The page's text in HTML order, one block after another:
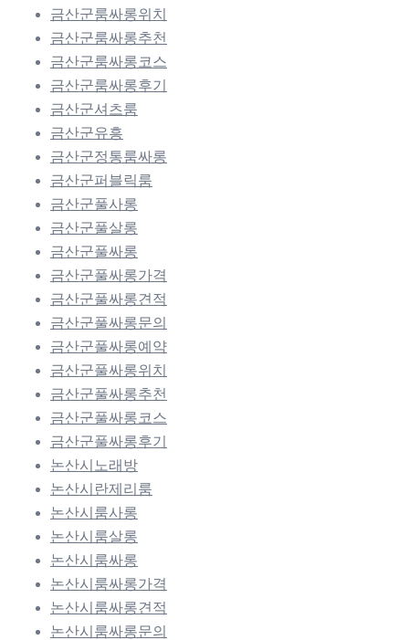
금산군룸싸롱위치
금산군룸싸롱추천
금산군룸싸롱코스
금산군룸싸롱후기
금산군셔츠룸
금산군유흥
금산군정통룸싸롱
금산군퍼블릭룸
금산군풀사롱
금산군풀살롱
금산군풀싸롱
금산군풀싸롱가격
금산군풀싸롱견적
금산군풀싸롱문의
금산군풀싸롱예약
금산군풀싸롱위치
금산군풀싸롱추천
금산군풀싸롱코스
금산군풀싸롱후기
논산시노래방
논산시란제리룸
논산시룸사롱
논산시룸살롱
논산시룸싸롱
논산시룸싸롱가격
논산시룸싸롱견적
논산시룸싸롱문의